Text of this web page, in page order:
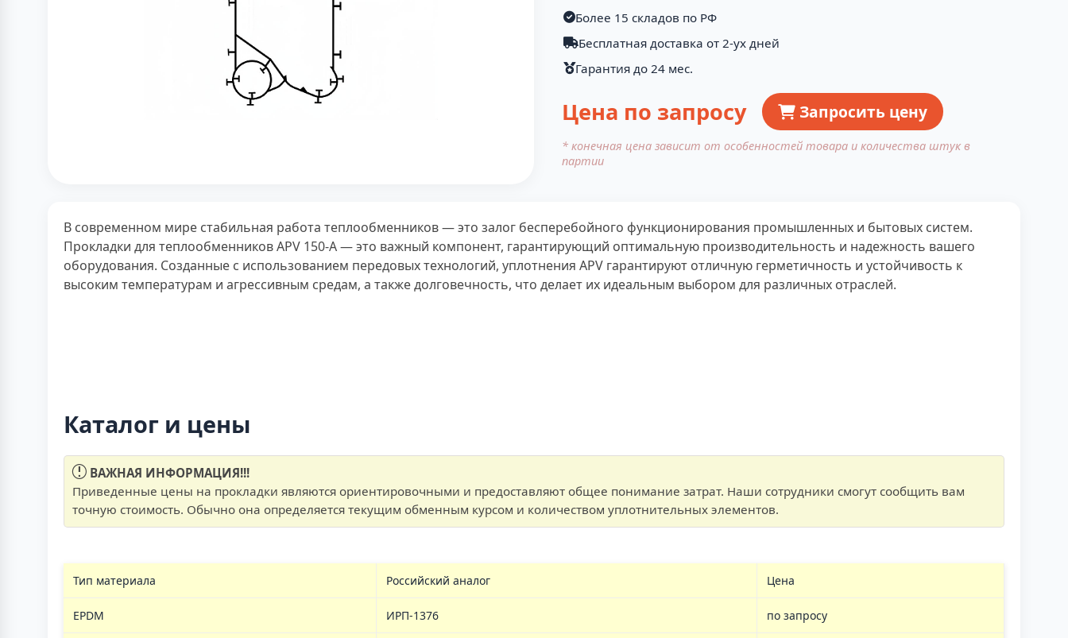
Более 15 складов по РФ
Бесплатная доставка от 2-ух дней
Гарантия до 24 мес.
Цена по запросу Запросить цену
* конечная цена зависит от особенностей товара и количества штук в
партии
В современном мире стабильная работа теплообменников — это залог бесперебойного функционирования промышленных и бытовых систем.
Прокладки для теплообменников APV 150-A — это важный компонент, гарантирующий оптимальную производительность и надежность вашего
оборудования. Созданные с использованием передовых технологий, уплотнения APV гарантируют отличную герметичность и устойчивость к
высоким температурам и агрессивным средам, а также долговечность, что делает их идеальным выбором для различных отраслей.
Каталог и цены
ВАЖНАЯ ИНФОРМАЦИЯ!!!
Приведенные цены на прокладки являются ориентировочными и предоставляют общее понимание затрат. Наши сотрудники смогут сообщить вам
точную стоимость. Обычно она определяется текущим обменным курсом и количеством уплотнительных элементов.
Тип материала Российский аналог Цена
EPDM ИРП-1376 по запросу